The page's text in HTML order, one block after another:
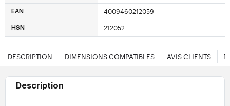
EAN 4009460212059
HSN 212052
DESCRIPTION DIMENSIONS COMPATIBLES AVIS CLIENTS
Description